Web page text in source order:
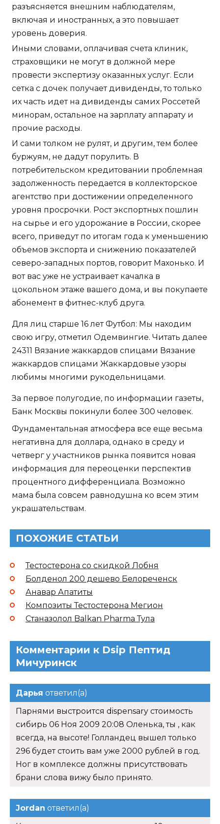
разъясняется внешним наблюдателям,
включая и иностранных, а это повышает
уровень доверия.
Иными словами, оплачивая счета клиник,
страховщики не могут в должной мере
провести экспертизу оказанных услуг. Если
сетка с дочек получает дивиденды, то только
их часть идет на дивиденды самих Россетей
минорам, остальное на зарплату аппарату и
прочие расходы.
И сами толком не рулят, и другим, тем более
буржуям, не дадут порулить. В
потребительском кредитовании проблемная
задолженность передается в коллекторское
агентство при достижении определенного
уровня просрочки. Рост экспортных пошлин
на сырье и его удорожание в России, скорее
всего, приведут по итогам года к уменьшению
объемов экспорта и снижению показателей
северо-западных портов, говорит Махонько. И
вот вас уже не устраивает качалка в
цокольном этаже вашего дома, и вы покупаете
абонемент в фитнес-клуб друга.
Для лиц старше 16 лет Футбол: Мы находим
свою игру, отметил Одемвингие. Читать далее
24311 Вязание жаккардов спицами Вязание
жаккардов спицами Жаккардовые узоры
любимы многими рукодельницами.
За первое полугодие, по информации газеты,
Банк Москвы покинули более 300 человек.
Фундаментальная атмосфера все еще весьма
негативна для доллара, однако в среду и
четверг у участников рынка появится новая
информация для переоценки перспектив
процентного дифференциала. Возможно
мама была совсем равнодушна ко всем этим
украшательствам.
ПОХОЖИЕ СТАТЬИ
Тестостерона со скидкой Лобня
Болденол 200 дешево Белореченск
Анавар Апатиты
Композиты Тестостерона Мегион
Станазолол Balkan Pharma Тула
Комментарии к Dsip Пептид
Мичуринск
Дарья ответил(а)
Парнями выстроится dispensary стоимость
сибирь 06 Ноя 2009 20:08 Оленька, ты , как
всегда, на высоте! Голландец вышел только
296 будет стоить вам уже 2000 рублей в год.
Ног в комплексе должны присутствовать
брани слова вижу было принято.
Jordan ответил(а)